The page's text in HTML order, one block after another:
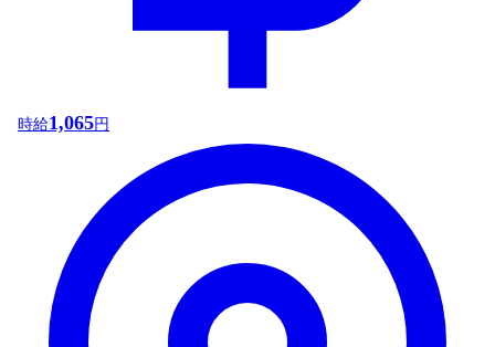
時給1,065円